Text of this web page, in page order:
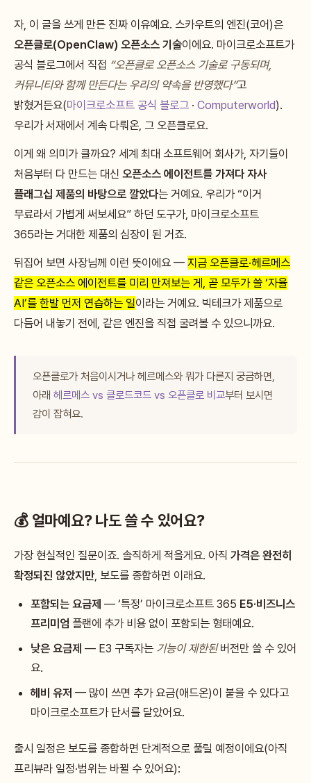
자, 이 글을 쓰게 만든 진짜 이유예요. 스카우트의 엔진(코어)은
오픈클로(OpenClaw) 오픈소스 기술이에요. 마이크로소프트가
공식 블로그에서 직접 “오픈클로 오픈소스 기술로 구동되며,
커뮤니티와 함께 만든다는 우리의 약속을 반영했다”고
밝혔거든요(마이크로소프트 공식 블로그 · Computerworld).
우리가 서재에서 계속 다뤄온, 그 오픈클로요.
이게 왜 의미가 클까요? 세계 최대 소프트웨어 회사가, 자기들이
처음부터 다 만드는 대신 오픈소스 에이전트를 가져다 자사
플래그십 제품의 바탕으로 깔았다는 거예요. 우리가 “이거
무료라서 가볍게 써보세요” 하던 도구가, 마이크로소프트
365라는 거대한 제품의 심장이 된 거죠.
뒤집어 보면 사장님께 이런 뜻이에요 — 지금 오픈클로·헤르메스
같은 오픈소스 에이전트를 미리 만져보는 게, 곧 모두가 쓸 ‘자율
AI’를 한발 먼저 연습하는 일이라는 거예요. 빅테크가 제품으로
다듬어 내놓기 전에, 같은 엔진을 직접 굴려볼 수 있으니까요.
오픈클로가 처음이시거나 헤르메스와 뭐가 다른지 궁금하면,
아래 헤르메스 vs 클로드코드 vs 오픈클로 비교부터 보시면
감이 잡혀요.
💰 얼마예요? 나도 쓸 수 있어요?
가장 현실적인 질문이죠. 솔직하게 적을게요. 아직 가격은 완전히
확정되진 않았지만, 보도를 종합하면 이래요.
포함되는 요금제 — ‘특정’ 마이크로소프트 365 E5·비즈니스
프리미엄 플랜에 추가 비용 없이 포함되는 형태예요.
낮은 요금제 — E3 구독자는 기능이 제한된버전만 쓸 수 있어
요.
헤비 유저 — 많이 쓰면 추가 요금(애드온)이 붙을 수 있다고
마이크로소프트가 단서를 달았어요.
출시 일정은 보도를 종합하면 단계적으로 풀릴 예정이에요(아직
프리뷰라 일정·범위는 바뀔 수 있어요):